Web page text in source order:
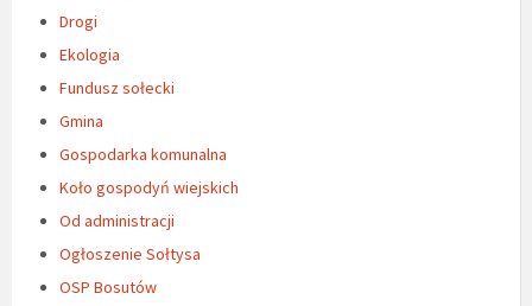
Drogi
Ekologia
Fundusz sołecki
Gmina
Gospodarka komunalna
Koło gospodyń wiejskich
Od administracji
Ogłoszenie Sołtysa
OSP Bosutów